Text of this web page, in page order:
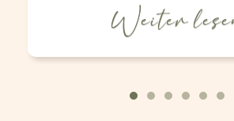
Weiter